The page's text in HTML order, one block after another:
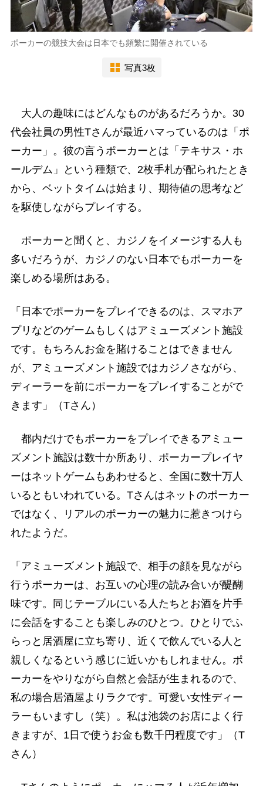
ポーカーの競技大会は日本でも頻繁に開催されている
写真3枚
大人の趣味にはどんなものがあるだろうか。30
代会社員の男性Tさんが最近ハマっているのは「ポ
ーカー」。彼の言うポーカーとは「テキサス・ホ
ールデム」という種類で、2枚手札が配られたとき
から、ベットタイムは始まり、期待値の思考など
を駆使しながらプレイする。
ポーカーと聞くと、カジノをイメージする人も
多いだろうが、カジノのない日本でもポーカーを
楽しめる場所はある。
「日本でポーカーをプレイできるのは、スマホア
プリなどのゲームもしくはアミューズメント施設
です。もちろんお金を賭けることはできません
が、アミューズメント施設ではカジノさながら、
ディーラーを前にポーカーをプレイすることがで
きます」（Tさん）
都内だけでもポーカーをプレイできるアミュー
ズメント施設は数十か所あり、ポーカープレイヤ
ーはネットゲームもあわせると、全国に数十万人
いるともいわれている。Tさんはネットのポーカー
ではなく、リアルのポーカーの魅力に惹きつけら
れたようだ。
「アミューズメント施設で、相手の顔を見ながら
行うポーカーは、お互いの心理の読み合いが醍醐
味です。同じテーブルにいる人たちとお酒を片手
に会話をすることも楽しみのひとつ。ひとりでふ
らっと居酒屋に立ち寄り、近くで飲んでいる人と
親しくなるという感じに近いかもしれません。ポ
ーカーをやりながら自然と会話が生まれるので、
私の場合居酒屋よりラクです。可愛い女性ディー
ラーもいますし（笑）。私は池袋のお店によく行
きますが、1日で使うお金も数千円程度です」（T
さん）